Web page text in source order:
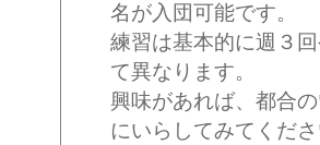
名が入団可能です。
練習は基本的に週３
て異なります。
興味があれば、都合
にいらしてみてくだ